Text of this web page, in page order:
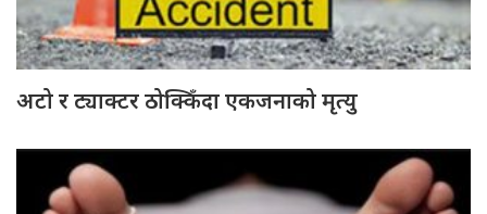
अटो र ट्याक्टर ठोक्किँदा एकजनाको मृत्यु